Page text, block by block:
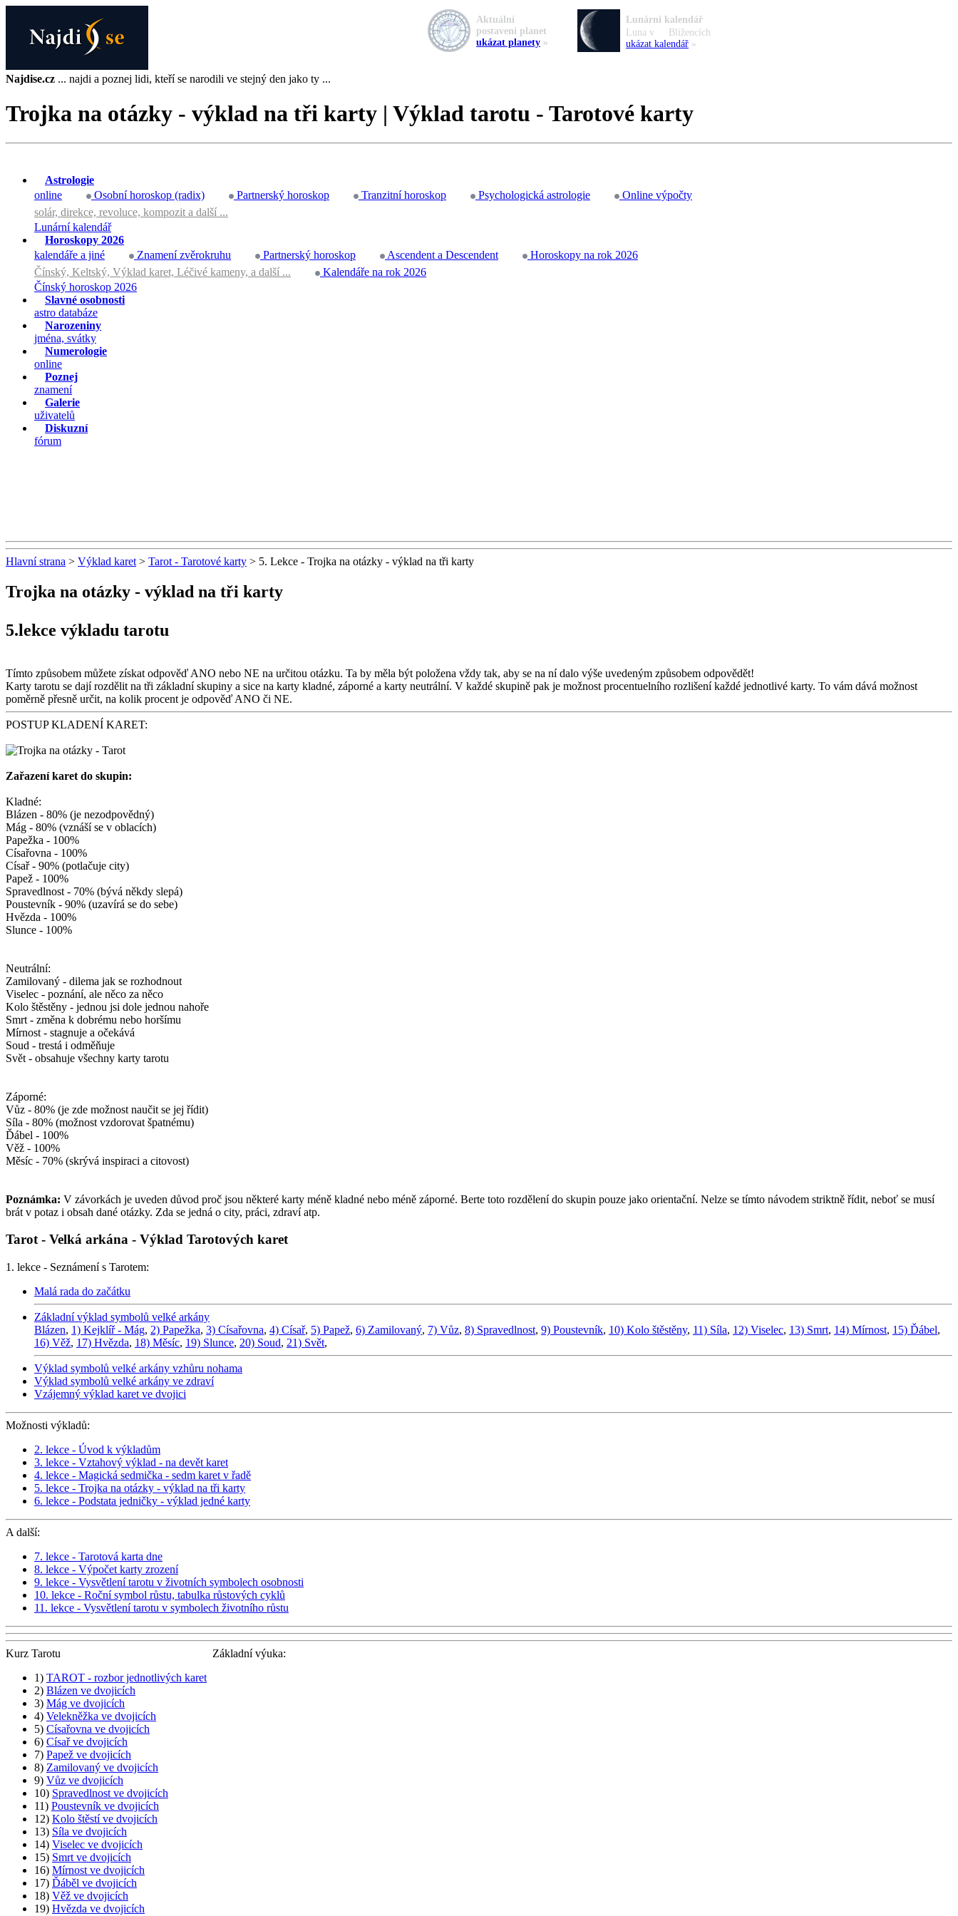
Najdise.cz ... najdi a poznej lidi, kteří se narodili ve stejný den jako ty ...
Trojka na otázky - výklad na tři karty | Výklad tarotu - Tarotové karty
Astrologie
online
Osobní horoskop (radix) Partnerský horoskop Tranzitní horoskop Psychologická astrologie
Online výpočty
solár, direkce, revoluce, kompozit a další ...
Lunární kalendář
Horoskopy 2026
kalendáře a jiné
Znamení zvěrokruhu Partnerský horoskop Ascendent a Descendent
Horoskopy na rok 2026
Čínský, Keltský, Výklad karet, Léčivé kameny, a další ...
Kalendáře na rok 2026
Čínský horoskop 2026
Slavné osobnosti
astro databáze
Narozeniny
jména, svátky
Numerologie
online
Poznej
znamení
Galerie
uživatelů
Diskuzní
fórum
Hlavní strana > Výklad karet > Tarot - Tarotové karty > 5. Lekce - Trojka na otázky - výklad na tři karty
Trojka na otázky - výklad na tři karty
5.lekce výkladu tarotu
Tímto způsobem můžete získat odpověď ANO nebo NE na určitou otázku. Ta by měla být položena vždy tak, aby se na ní dalo výše uvedeným způsobem odpovědět!
Karty tarotu se dají rozdělit na tři základní skupiny a sice na karty kladné, záporné a karty neutrální. V každé skupině pak je možnost procentuelního rozlišení každé jednotlivé karty. To vám dává možnost
poměrně přesně určit, na kolik procent je odpověď ANO či NE.
POSTUP KLADENÍ KARET:
Zařazení karet do skupin:
Kladné:
Blázen - 80% (je nezodpovědný)
Mág - 80% (vznáší se v oblacích)
Papežka - 100%
Císařovna - 100%
Císař - 90% (potlačuje city)
Papež - 100%
Spravedlnost - 70% (bývá někdy slepá)
Poustevník - 90% (uzavírá se do sebe)
Hvězda - 100%
Slunce - 100%
Neutrální:
Zamilovaný - dilema jak se rozhodnout
Viselec - poznání, ale něco za něco
Kolo štěstěny - jednou jsi dole jednou nahoře
Smrt - změna k dobrému nebo horšímu
Mírnost - stagnuje a očekává
Soud - trestá i odměňuje
Svět - obsahuje všechny karty tarotu
Záporné:
Vůz - 80% (je zde možnost naučit se jej řídit)
Síla - 80% (možnost vzdorovat špatnému)
Ďábel - 100%
Věž - 100%
Měsíc - 70% (skrývá inspiraci a citovost)
Poznámka: V závorkách je uveden důvod proč jsou některé karty méně kladné nebo méně záporné. Berte toto rozdělení do skupin pouze jako orientační. Nelze se tímto návodem striktně řídit, neboť se musí
brát v potaz i obsah dané otázky. Zda se jedná o city, práci, zdraví atp.
Tarot - Velká arkána - Výklad Tarotových karet
1. lekce - Seznámení s Tarotem:
Malá rada do začátku
Základní výklad symbolů velké arkány
Blázen, 1) Kejklíř - Mág, 2) Papežka, 3) Císařovna, 4) Císař, 5) Papež, 6) Zamilovaný, 7) Vůz, 8) Spravedlnost, 9) Poustevník, 10) Kolo štěstěny, 11) Síla, 12) Viselec, 13) Smrt, 14) Mírnost, 15) Ďábel,
16) Věž, 17) Hvězda, 18) Měsíc, 19) Slunce, 20) Soud, 21) Svět,
Výklad symbolů velké arkány vzhůru nohama
Výklad symbolů velké arkány ve zdraví
Vzájemný výklad karet ve dvojici
Možnosti výkladů:
2. lekce - Úvod k výkladům
3. lekce - Vztahový výklad - na devět karet
4. lekce - Magická sedmička - sedm karet v řadě
5. lekce - Trojka na otázky - výklad na tři karty
6. lekce - Podstata jedničky - výklad jedné karty
A další:
7. lekce - Tarotová karta dne
8. lekce - Výpočet karty zrození
9. lekce - Vysvětlení tarotu v životních symbolech osobnosti
10. lekce - Roční symbol růstu, tabulka růstových cyklů
11. lekce - Vysvětlení tarotu v symbolech životního růstu
Kurz Tarotu
Základní výuka:
1) TAROT - rozbor jednotlivých karet
2) Blázen ve dvojicích
3) Mág ve dvojicích
4) Velekněžka ve dvojicích
5) Císařovna ve dvojicích
6) Císař ve dvojicích
7) Papež ve dvojicích
8) Zamilovaný ve dvojicích
9) Vůz ve dvojicích
10) Spravedlnost ve dvojicích
11) Poustevník ve dvojicích
12) Kolo štěstí ve dvojicích
13) Síla ve dvojicích
14) Viselec ve dvojicích
15) Smrt ve dvojicích
16) Mírnost ve dvojicích
17) Ďáběl ve dvojicích
18) Věž ve dvojicích
19) Hvězda ve dvojicích
Aktuální
postavení planet
ukázat planety »
Lunární kalendář
Luna v
Blížencích
ukázat kalendář »